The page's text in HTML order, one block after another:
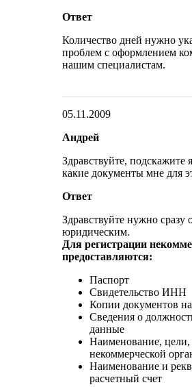
Ответ
Количество дней нужно
проблем с оформлением
нашим специалистам.
05.11.2009
Андрей
Здравствуйте, подскажите
какие документы мне для
Ответ
Здравствуйте нужно
юридическим.
Для регистрации
предоставляются:
Паспорт
Свидетельство ИНН
Копии документов
Сведения о
данные
Наименование, цели,
некоммерческой
Наименование и
расчетный счет